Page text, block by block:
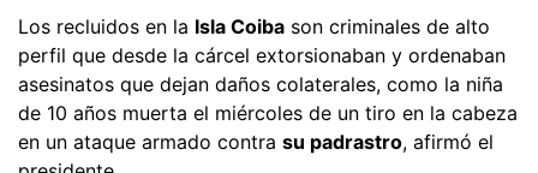
Los recluidos en la Isla Coiba son criminales de alto
perfil que desde la cárcel extorsionaban y ordenaban
asesinatos que dejan daños colaterales, como la niña
de 10 años muerta el miércoles de un tiro en la cabeza
en un ataque armado contra su padrastro, afirmó el